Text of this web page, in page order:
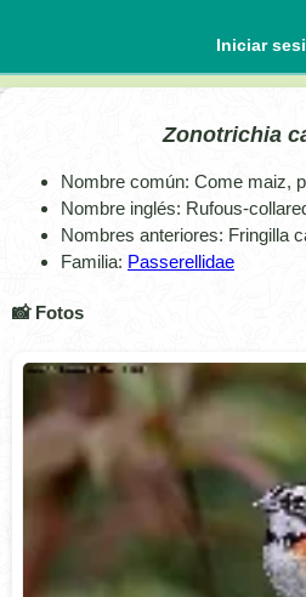
Iniciar
Zonotrichia
Nombre común: Come maiz,
Nombre inglés: Rufous-
Nombres anteriores: Fringilla
Familia: Passerellidae
📸 Fotos